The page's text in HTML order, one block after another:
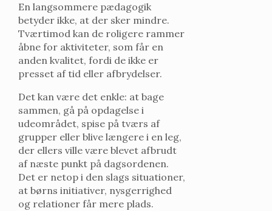
En langsommere pædagogik
betyder ikke, at der sker mindre.
Tværtimod kan de roligere rammer
åbne for aktiviteter, som får en
anden kvalitet, fordi de ikke er
presset af tid eller afbrydelser.
Det kan være det enkle: at bage
sammen, gå på opdagelse i
udeområdet, spise på tværs af
grupper eller blive længere i en leg,
der ellers ville være blevet afbrudt
af næste punkt på dagsordenen.
Det er netop i den slags situationer,
at børns initiativer, nysgerrighed
og relationer får mere plads.